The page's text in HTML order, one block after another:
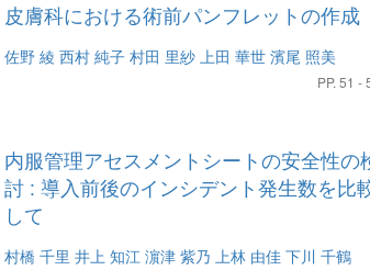
皮膚科における術前パンフレットの作成
佐野 綾 西村 純子 村田 里紗 上田 華世 濱尾 照美
PP. 51 -
内服管理アセスメントシートの安全性の
討 : 導入前後のインシデント発生数を比
して
村橋 千里 井上 知江 濵津 紫乃 上林 由佳 下川 千鶴